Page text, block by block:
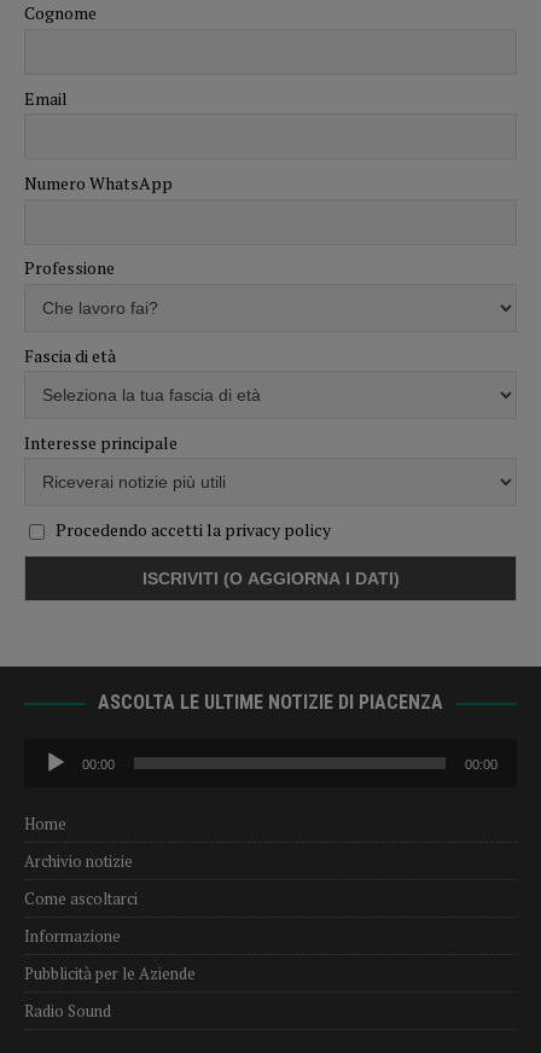
Cognome
Email
Numero WhatsApp
Professione
Fascia di età
Interesse principale
Procedendo accetti la privacy policy
ASCOLTA LE ULTIME NOTIZIE DI PIACENZA
Audio
Player
00:00 00:00
Home
Archivio notizie
Come ascoltarci
Informazione
Pubblicità per le Aziende
Radio Sound